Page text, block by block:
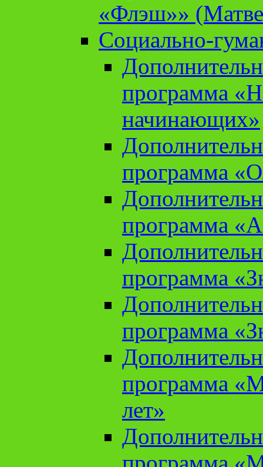
«Флэш»»
Социально-
программа
начинающих»
программа
программа
программа
программа
программа
лет»